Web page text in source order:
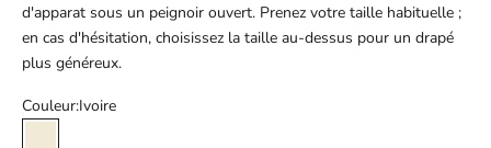
d'apparat sous un peignoir ouvert. Prenez votre taille habituelle ;
en cas d'hésitation, choisissez la taille au-dessus pour un drapé
plus généreux.
Couleur:Ivoire